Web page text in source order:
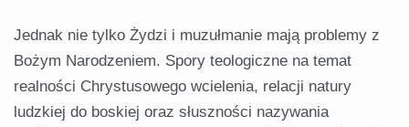
Jednak nie tylko Żydzi i muzułmanie mają problemy z
Bożym Narodzeniem. Spory teologiczne na temat
realności Chrystusowego wcielenia, relacji natury
ludzkiej do boskiej oraz słuszności nazywania